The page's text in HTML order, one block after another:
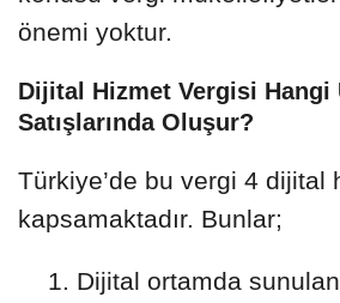
önemi yoktur.
Dijital Hizmet Vergisi Hangi
Satışlarında Oluşur?
Türkiye’de bu vergi 4 dijital
kapsamaktadır. Bunlar;
Dijital ortamda